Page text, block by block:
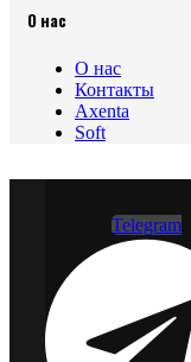
О нас
О нас
Контакты
Axenta
Soft
Telegram